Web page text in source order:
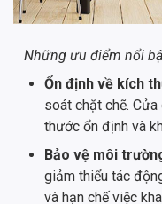
Những ưu điểm nổi
Ổn định về kích
soát chặt chẽ.
thước ổn định và
Bảo vệ môi
giảm thiểu tác
và hạn chế việc